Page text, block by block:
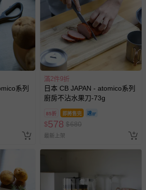
系列
滿2件9折
日本 CB JAPAN - atomico系列
廚房不沾水果刀-73g
85折 即將售完
$578 $680
最新上架